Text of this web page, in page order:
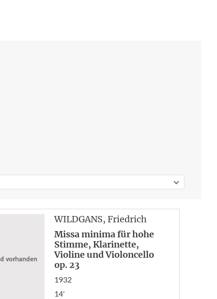
WILDGANS, Friedrich
Missa minima für hohe
Stimme, Klarinette,
Violine und Violoncello
op. 23
1932
14'